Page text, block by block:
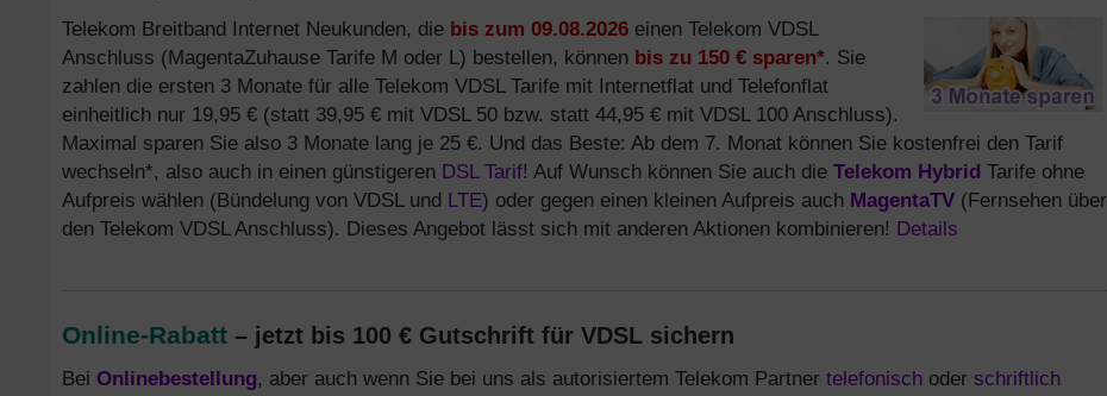
Telekom Breitband Internet Neukunden, die bis zum 09.08.2026 einen Telekom VDSL
Anschluss (MagentaZuhause Tarife M oder L) bestellen, können bis zu 150 € sparen*. Sie
zahlen die ersten 3 Monate für alle Telekom VDSL Tarife mit Internetflat und Telefonflat
einheitlich nur 19,95 € (statt 39,95 € mit VDSL 50 bzw. statt 44,95 € mit VDSL 100 Anschluss).
Maximal sparen Sie also 3 Monate lang je 25 €. Und das Beste: Ab dem 7. Monat können Sie kostenfrei den Tarif
wechseln*, also auch in einen günstigeren DSL Tarif! Auf Wunsch können Sie auch die Telekom Hybrid Tarife ohne
Aufpreis wählen (Bündelung von VDSL und LTE) oder gegen einen kleinen Aufpreis auch MagentaTV (Fernsehen über
den Telekom VDSL Anschluss). Dieses Angebot lässt sich mit anderen Aktionen kombinieren! Details
Online-Rabatt – jetzt bis 100 € Gutschrift für VDSL sichern
Bei Onlinebestellung, aber auch wenn Sie bei uns als autorisiertem Telekom Partner telefonisch oder schriftlich